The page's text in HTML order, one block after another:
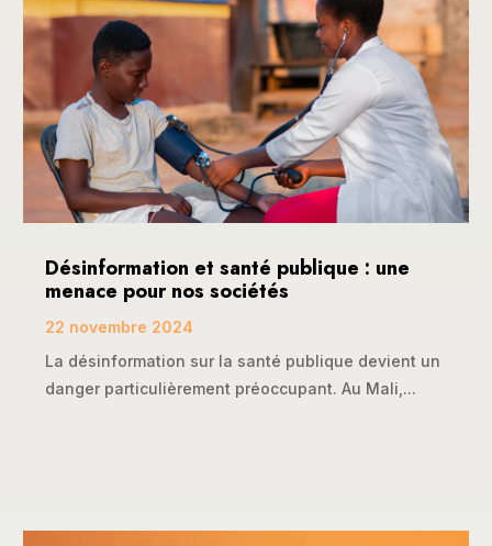
Désinformation et santé publique : une
menace pour nos sociétés
22 novembre 2024
La désinformation sur la santé publique devient un
danger particulièrement préoccupant. Au Mali,...